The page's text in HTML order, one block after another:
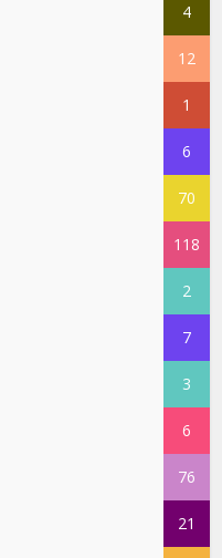
4
12
1
6
70
118
2
7
3
6
76
21